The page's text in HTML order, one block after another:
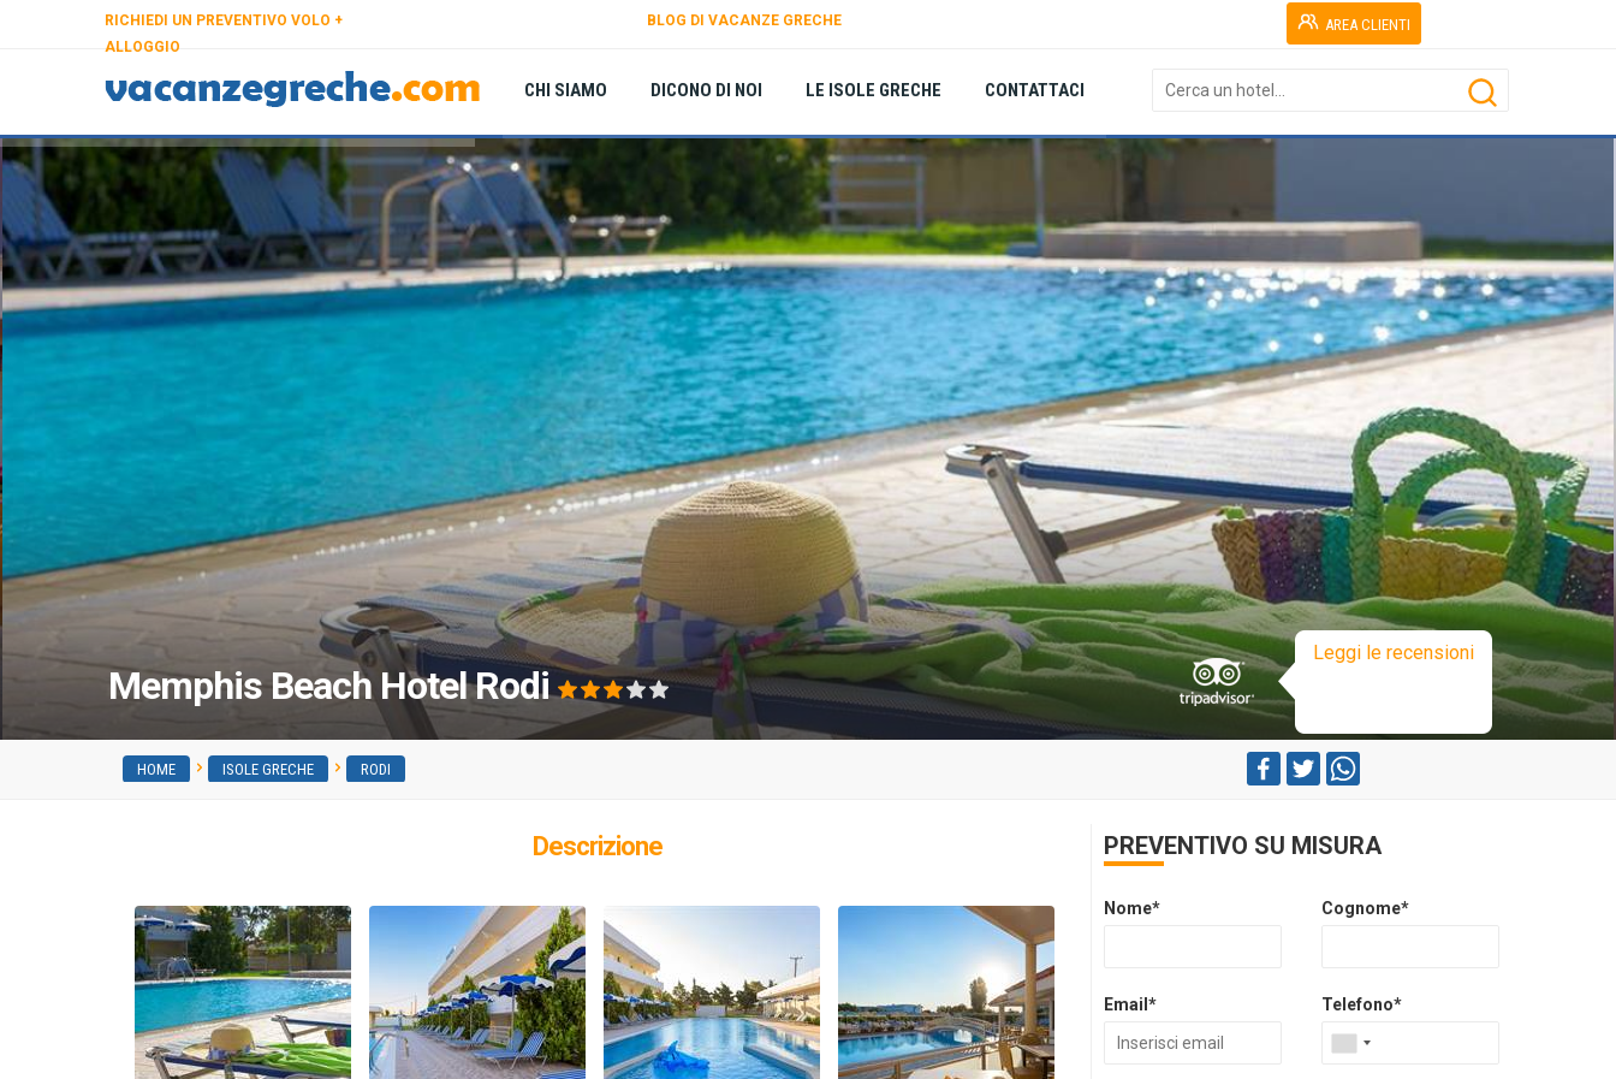
AREA CLIENTI
RICHIEDI UN PREVENTIVO VOLO +
ALLOGGIO
BLOG DI VACANZE GRECHE
CHI SIAMO DICONO DI NOI LE ISOLE GRECHE CONTATTACI
Leggi le recensioni
Memphis Beach Hotel Rodi
HOME ISOLE GRECHE RODI
Descrizione PREVENTIVO SU MISURA
Nome* Cognome*
Email* Telefono*